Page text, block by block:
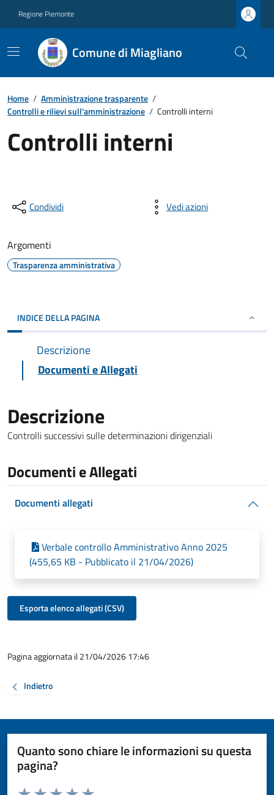
Regione Piemonte
Comune di Miagliano
Home / Amministrazione trasparente /
Controlli e rilievi sull'amministrazione / Controlli interni
Controlli interni
Condividi Vedi azioni
Argomenti
Trasparenza amministrativa
INDICE DELLA PAGINA
Descrizione
Documenti e Allegati
Descrizione
Controlli successivi sulle determinazioni dirigenziali
Documenti e Allegati
Documenti allegati
Verbale controllo Amministrativo Anno 2025
(455,65 KB - Pubblicato il 21/04/2026)
Esporta elenco allegati (CSV)
Pagina aggiornata il 21/04/2026 17:46
Indietro
Quanto sono chiare le informazioni su questa
pagina?
Valuta da 1 a 5 stelle la pagina